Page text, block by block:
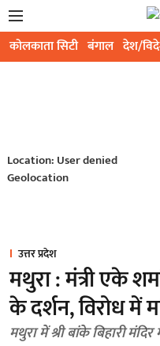
कोलकाता सिटी बंगाल देश/
Location: User denied
Geolocation
उत्तर प्रदेश
मथुरा : मंत्री एके
के दर्शन, विरोध में
मथुरा में श्री बांके बिहारी